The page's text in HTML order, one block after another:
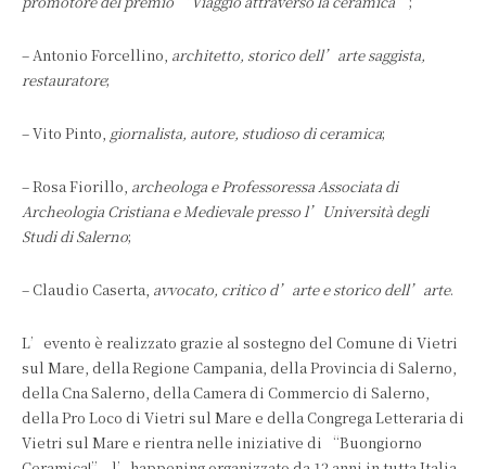
– Antonio Forcellino, architetto, storico dell’arte saggista,
restauratore;
– Vito Pinto, giornalista, autore, studioso di ceramica;
– Rosa Fiorillo, archeologa e Professoressa Associata di
Archeologia Cristiana e Medievale presso l’Università degli
Studi di Salerno;
– Claudio Caserta, avvocato, critico d’arte e storico dell’arte.
L’evento è realizzato grazie al sostegno del Comune di Vietri
sul Mare, della Regione Campania, della Provincia di Salerno,
della Cna Salerno, della Camera di Commercio di Salerno,
della Pro Loco di Vietri sul Mare e della Congrega Letteraria di
Vietri sul Mare e rientra nelle iniziative di “Buongiorno